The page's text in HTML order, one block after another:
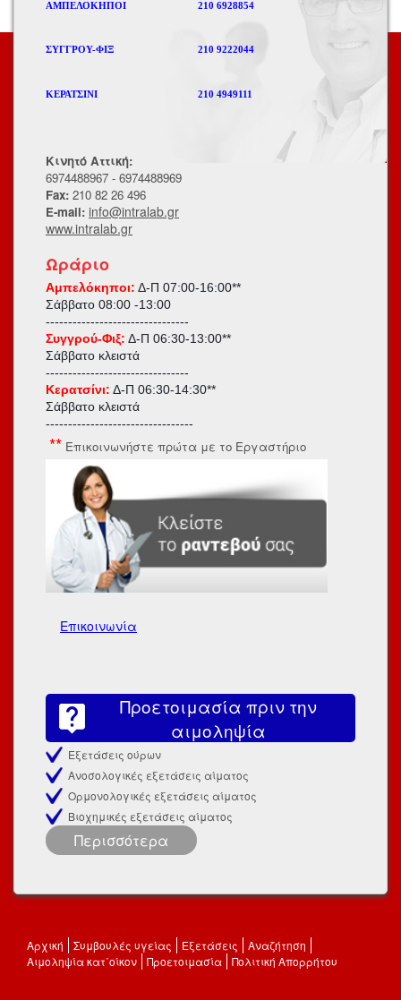
ΑΜΠΕΛΟΚΗΠΟΙ 210 6928854
ΣΥΓΓΡΟΥ-ΦΙΞ 210 9222044
ΚΕΡΑΤΣΙΝΙ 210 4949111
Κινητό Αττική:
6974488967 - 6974488969
Fax: 210 82 26 496
E-mail: info@intralab.gr
www.intralab.gr
Ωράριο
Αμπελόκηποι: Δ-Π 07:00-16:00**
Σάββατο 08:00 -13:00
--------------------------------
Συγγρού-Φιξ: Δ-Π 06:30-13:00**
Σάββατο κλειστά
--------------------------------
Κερατσίνι: Δ-Π 06:30-14:30**
Σάββατο κλειστά
---------------------------------
** Επικοινωνήστε πρώτα με το Εργαστήριο
Επικοινωνία
Προετοιμασία πριν την
αιμοληψία
Εξετάσεις ούρων
Ανοσολογικές εξετάσεις αίματος
Ορμονολογικές εξετάσεις αίματος
Βιοχημικές εξετάσεις αίματος
Περισσότερα
Αρχική Συμβουλές υγείας Εξετάσεις
Αναζήτηση
Αιμοληψία κατ΄οίκον
Προετοιμασία Πολιτική Απορρήτου